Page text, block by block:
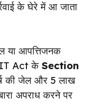
के घेरे में आ जाता
या आपत्तिजनक
IT Act केSection
की जेल और 5 लाख
अपराध करने पर